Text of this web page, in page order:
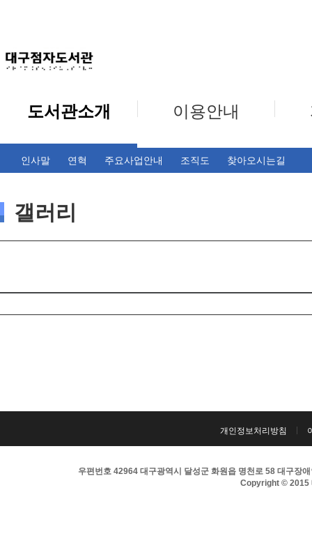
도서관소개
인사말 연혁 주요사업안내 조직도 찾아오시는길
이용안내
갤러리
개인정보처리방침
우편번호 42964 대구광역시 달성군 화원읍 명천로 58 대구장
Copyright © 2015